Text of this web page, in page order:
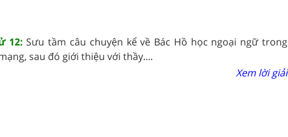
12: Sưu tầm câu chuyện kể về Bác Hồ học ngoại ngữ trong
sau đó giới thiệu với thầy....
Xem lời giải